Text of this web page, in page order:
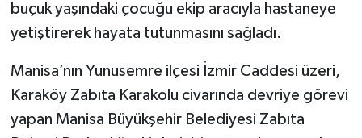
buçuk yaşındaki çocuğu ekip aracıyla hastaneye
yetiştirerek hayata tutunmasını sağladı.
Manisa’nın Yunusemre ilçesi İzmir Caddesi üzeri,
Karaköy Zabıta Karakolu civarında devriye görevi
yapan Manisa Büyükşehir Belediyesi Zabıta